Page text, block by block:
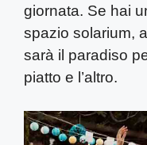
giornata. Se hai
spazio solarium,
sarà il paradiso
piatto e l’altro.